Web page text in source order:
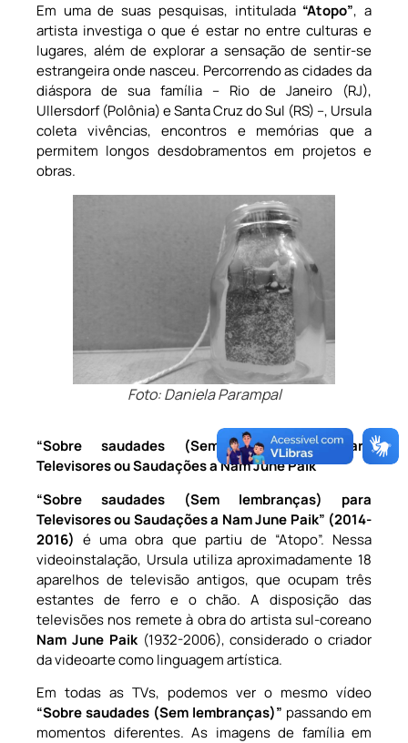
Em uma de suas pesquisas, intitulada “Atopo”, a
artista investiga o que é estar no entre culturas e
lugares, além de explorar a sensação de sentir-se
estrangeira onde nasceu. Percorrendo as cidades da
diáspora de sua família – Rio de Janeiro (RJ),
Ullersdorf (Polônia) e Santa Cruz do Sul (RS) –, Ursula
coleta vivências, encontros e memórias que a
permitem longos desdobramentos em projetos e
obras.
Foto: Daniela Parampal
“Sobre saudades (Sem lembranças) para
Televisores ou Saudações a Nam June Paik”
“Sobre saudades (Sem lembranças) para
Televisores ou Saudações a Nam June Paik” (2014-
2016) é uma obra que partiu de “Atopo”. Nessa
videoinstalação, Ursula utiliza aproximadamente 18
aparelhos de televisão antigos, que ocupam três
estantes de ferro e o chão. A disposição das
televisões nos remete à obra do artista sul-coreano
Nam June Paik(1932-2006), considerado o criador
da videoarte como linguagem artística.
Em todas as TVs, podemos ver o mesmo vídeo
“Sobre saudades (Sem lembranças)” passando em
momentos diferentes. As imagens de família em